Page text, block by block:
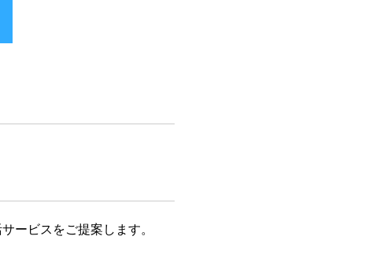
ービスをご提案します。